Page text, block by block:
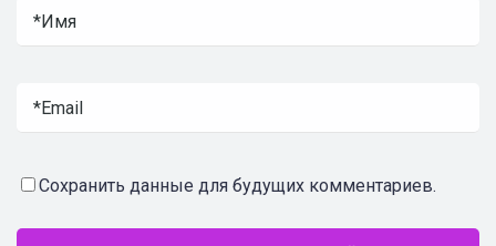
Сохранить данные для будущих комментариев.